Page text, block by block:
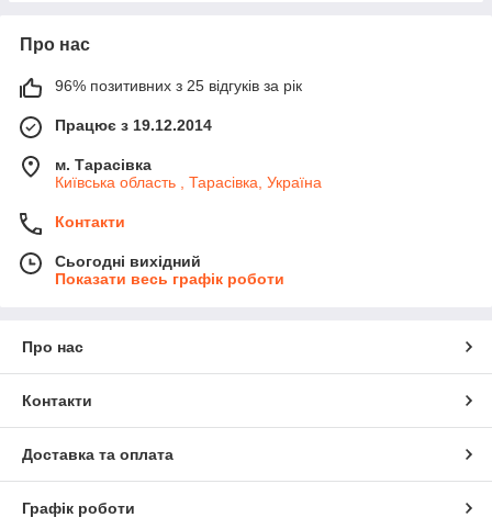
Про нас
96% позитивних з 25 відгуків за рік
Працює з 19.12.2014
м. Тарасівка
Київська область , Тарасівка, Україна
Контакти
Сьогодні вихідний
Показати весь графік роботи
Про нас
Контакти
Доставка та оплата
Графік роботи